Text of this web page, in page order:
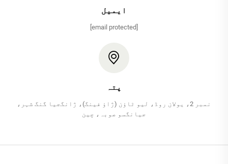
ایمیل
پتہ
نمبر 2، یولان روڈ، لیو ٹاؤن (ژاؤ فینگ)، ژانگجیا گنگ شہر،
جیانگسو صوبہ، چین